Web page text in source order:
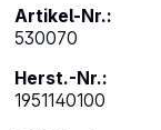
Artikel-Nr.:
530070
Herst.-Nr.:
1951140100